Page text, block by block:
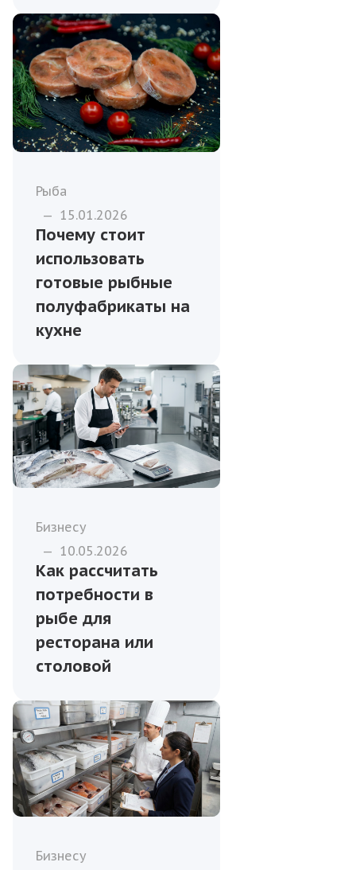
Рыба
— 15.01.2026
Почему стоит
использовать
готовые рыбные
полуфабрикаты на
кухне
Бизнесу
— 10.05.2026
Как рассчитать
потребности в
рыбе для
ресторана или
столовой
Бизнесу